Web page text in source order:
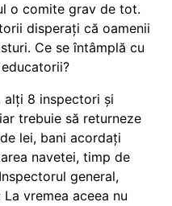
o comite grav de tot.
disperați că oamenii
Ce se întâmplă cu
alți 8 inspectori și
trebuie să returneze
lei, bani acordați
navetei, timp de
general,
vremea aceea nu